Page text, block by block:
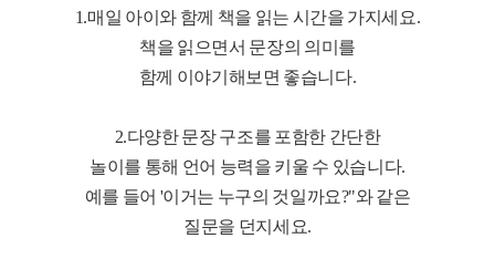
1.매일 아이와 함께 책을 읽는 시간을 가지세요.
책을 읽으면서 문장의 의미를
함께 이야기해보면 좋습니다.
2.다양한 문장 구조를 포함한 간단한
놀이를 통해 언어 능력을 키울 수 있습니다.
예를 들어 '이거는 누구의 것일까요?"와 같은
질문을 던지세요.